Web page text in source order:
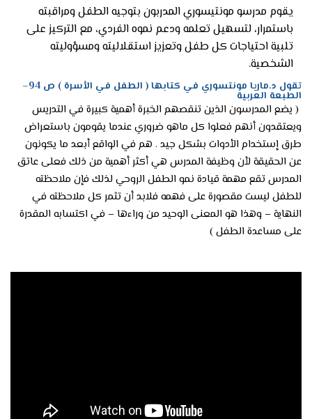
تقول د.ماريا مونتسوري في كتابها ( الطفل في الأسرة ) ص 94–
الطبعة العربية
( يضع المدرسون الذين تنقصهم الخبرة أهمية كبيرة في التدريس
ويعتقدون أنهم فعلوا كل ماهو ضروري عندما يقومون باستعراض
طرق إستخدام الأدوات بشكل جيد . هم في الواقع أبعد ما يكونون
عن الحقيقة لأن وظيفة المدرس هي أكثر أهمية من ذلك فعلى عاتق
المدرس تقع مهمة قيادة نمو الطفل الروحي لذلك فإن ملاحظته
للطفل ليست مقصورة على فهمه فلابد أن تثمر كل ملاحظته في
النهاية – وهذا هو المعنى الوحيد من وراءها – في اكتسابه المقدرة
على مساعدة الطفل )
يقوم مدرسو مونتيسوري المدربون بتوجيه الطفل ومراقبته
باستمرار، لتسهيل تعلمه ودعم نموه الفردي، مع التركيز على
تلبية احتياجات كل طفل وتعزيز استقلاليته ومسؤوليته
الشخصية.